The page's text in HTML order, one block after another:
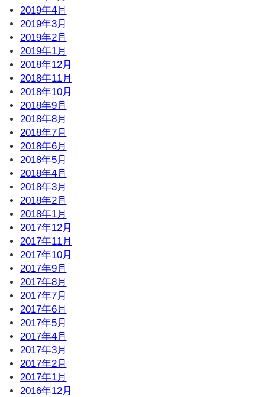
2019年4月
2019年3月
2019年2月
2019年1月
2018年12月
2018年11月
2018年10月
2018年9月
2018年8月
2018年7月
2018年6月
2018年5月
2018年4月
2018年3月
2018年2月
2018年1月
2017年12月
2017年11月
2017年10月
2017年9月
2017年8月
2017年7月
2017年6月
2017年5月
2017年4月
2017年3月
2017年2月
2017年1月
2016年12月